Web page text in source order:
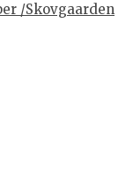
/Skovgaarden